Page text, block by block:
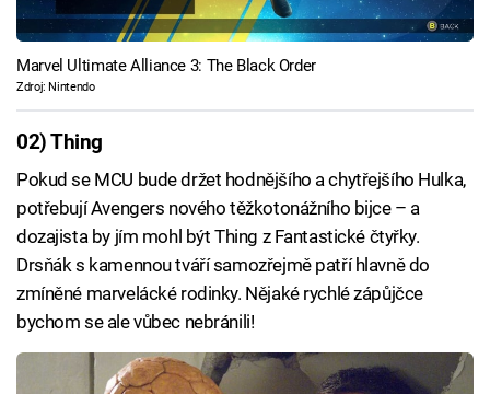
Marvel Ultimate Alliance 3: The Black Order
Zdroj: Nintendo
02) Thing
Pokud se MCU bude držet hodnějšího a chytřejšího Hulka,
potřebují Avengers nového těžkotonážního bijce – a
dozajista by jím mohl být Thing z Fantastické čtyřky.
Drsňák s kamennou tváří samozřejmě patří hlavně do
zmíněné marvelácké rodinky. Nějaké rychlé zápůjčce
bychom se ale vůbec nebránili!